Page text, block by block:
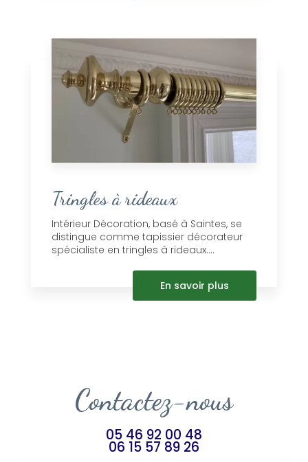
Tringles à rideaux
Intérieur Décoration, basé à Saintes, se
distingue comme tapissier décorateur
spécialiste en tringles à rideaux....
En savoir plus
Contactez-nous
05 46 92 00 48
06 15 57 89 26